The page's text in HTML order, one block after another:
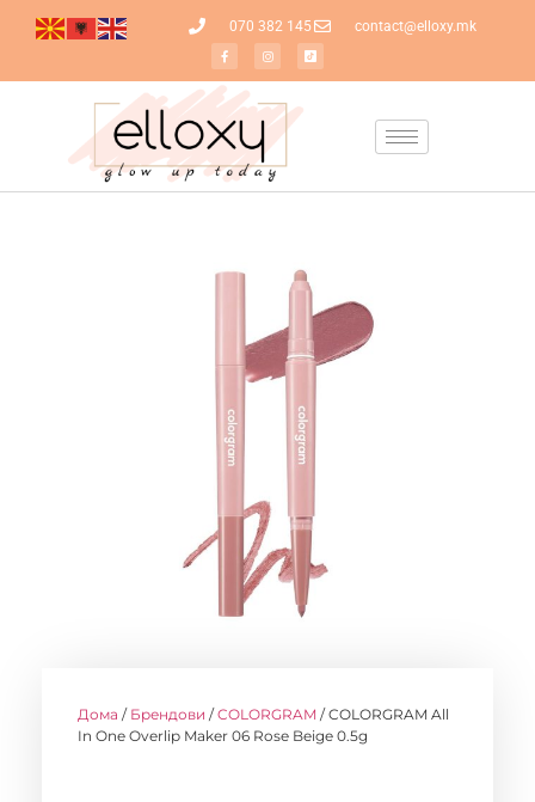
070 382 145 contact@elloxy.mk
Дома / Брендови /COLORGRAM / COLORGRAM All
In One Overlip Maker 06 Rose Beige 0.5g